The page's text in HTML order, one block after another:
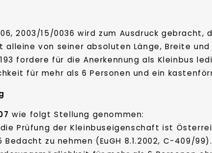
2003/15/0036 wird zum Ausdruck gebracht,
alleine von seiner absoluten Länge, Breite
fordere für die Anerkennung als Kleinbus
für mehr als 6 Personen und ein
wie folgt Stellung genommen:
Prüfung der Kleinbuseigenschaft ist
zu nehmen (EuGH 8.1.2002, C-409/